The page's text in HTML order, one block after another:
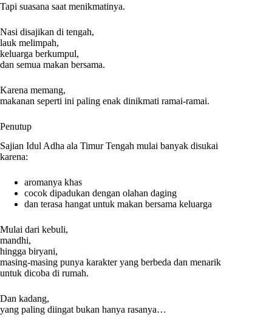
Tapi suasana saat menikmatinya.
Nasi disajikan di tengah,
lauk melimpah,
keluarga berkumpul,
dan semua makan bersama.
Karena memang,
makanan seperti ini paling enak dinikmati ramai-ramai.
Penutup
Sajian Idul Adha ala Timur Tengah mulai banyak disukai
karena:
aromanya khas
cocok dipadukan dengan olahan daging
dan terasa hangat untuk makan bersama keluarga
Mulai dari kebuli,
mandhi,
hingga biryani,
masing-masing punya karakter yang berbeda dan menarik
untuk dicoba di rumah.
Dan kadang,
yang paling diingat bukan hanya rasanya…